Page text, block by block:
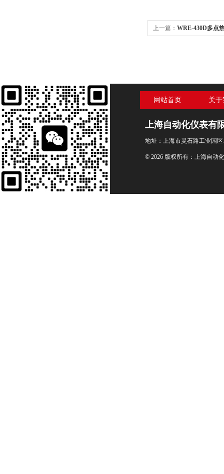
上一篇： WRE-430D多点
网站首页 关
上海自动化仪表有
地址：上海市灵石路工业园区
© 2026 版权所有：上海自动